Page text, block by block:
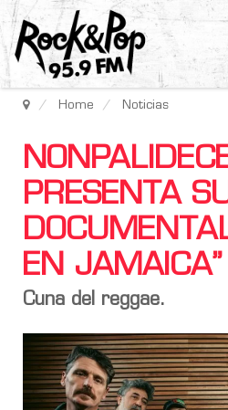
Home Noticias
PRESENTA
EN JAMAICA”
Cuna del reggae.